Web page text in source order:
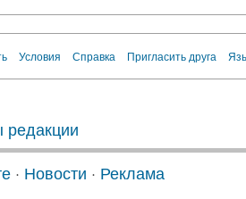
Условия Справка Пригласить друга
редакции
· Новости · Реклама